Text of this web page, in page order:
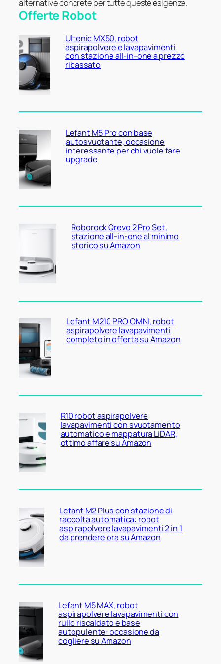
alternative concrete per tutte queste esigenze.
Offerte Robot
Ultenic MX50, robot
aspirapolvere e lavapavimenti
con stazione all-in-one a prezzo
ribassato
Lefant M5 Pro con base
autosvuotante, occasione
interessante per chi vuole fare
upgrade
Roborock Qrevo 2 Pro Set,
stazione all-in-one al minimo
storico su Amazon
Lefant M210 PRO OMNI, robot
aspirapolvere lavapavimenti
completo in offerta su Amazon
R10 robot aspirapolvere
lavapavimenti con svuotamento
automatico e mappatura LiDAR,
ottimo affare su Amazon
Lefant M2 Plus con stazione di
raccolta automatica: robot
aspirapolvere lavapavimenti 2 in 1
da prendere ora su Amazon
Lefant M5 MAX, robot
aspirapolvere lavapavimenti con
rullo riscaldato e base
autopulente: occasione da
cogliere su Amazon